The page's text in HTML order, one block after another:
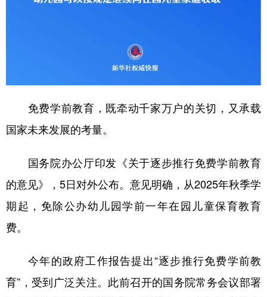
内蒙古 黑龙江
多语种频道
English Español
Русский язык 日本語 한국어
Deutsch Português
免费学前教育，既牵动千家万户的关切，又承载
国家未来发展的考量。
国务院办公厅印发《关于逐步推行免费学前教育
的意见》，5日对外公布。意见明确，从2025年秋季学
期起，免除公办幼儿园学前一年在园儿童保育教育
费。
今年的政府工作报告提出“逐步推行免费学前教
育”，受到广泛关注。此前召开的国务院常务会议部署